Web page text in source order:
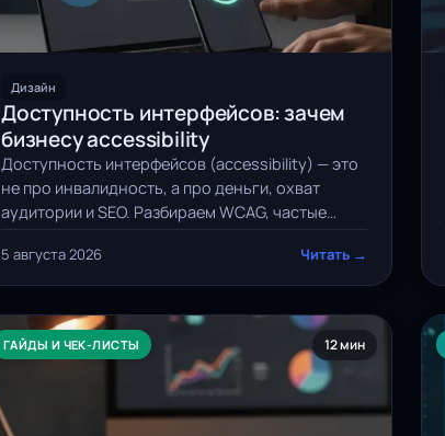
Дизайн
Доступность интерфейсов: зачем
бизнесу accessibility
Доступность интерфейсов (accessibility) — это
не про инвалидность, а про деньги, охват
аудитории и SEO. Разбираем WCAG, частые
ошибки и внедрение в разработку.
5 августа 2026 Читать →
ГАЙДЫ И ЧЕК-ЛИСТЫ 12 мин